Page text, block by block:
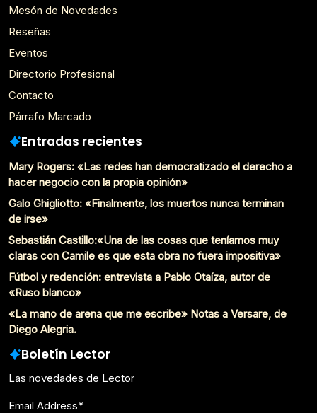
Mesón de Novedades
Reseñas
Eventos
Directorio Profesional
Contacto
Párrafo Marcado
Entradas recientes
Mary Rogers: «Las redes han democratizado el derecho a
hacer negocio con la propia opinión»
Galo Ghigliotto: «Finalmente, los muertos nunca terminan
de irse»
Sebastián Castillo:«Una de las cosas que teníamos muy
claras con Camile es que esta obra no fuera impositiva»
Fútbol y redención: entrevista a Pablo Otaíza, autor de
«Ruso blanco»
«La mano de arena que me escribe» Notas a Versare, de
Diego Alegria.
Boletín Lector
Las novedades de Lector
Email Address*